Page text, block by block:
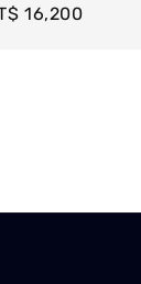
16,200